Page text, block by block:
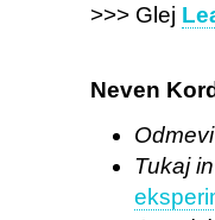
>>> Glej
Neven
Odmevi
Tukaj